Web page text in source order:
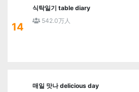
14
식탁일기 table diary
542.0万人
매일 맛나 delicious day